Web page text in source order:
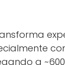
a